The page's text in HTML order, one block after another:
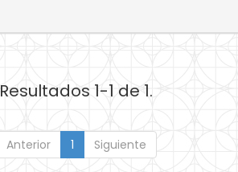
Resultados 1-1 de 1.
Anterior 1 Siguiente